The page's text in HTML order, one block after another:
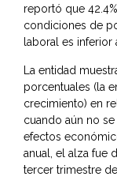
reportó que
condiciones de
laboral es inferior
La entidad
porcentuales (la
crecimiento) en
cuando aún no
efectos
anual, el alza fue
tercer trimestre